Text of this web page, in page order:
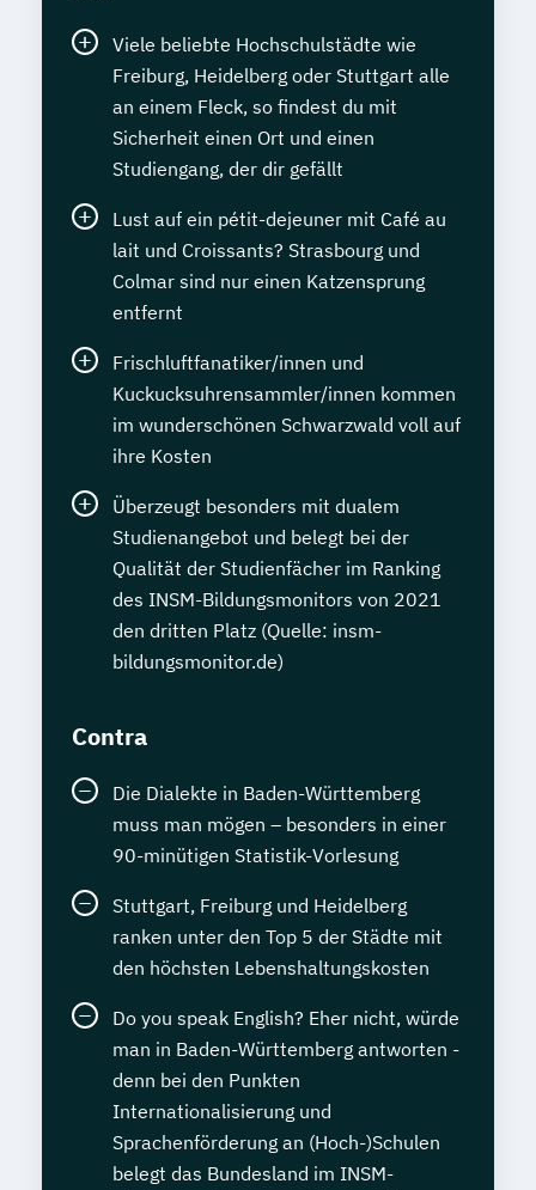
Viele beliebte Hochschulstädte wie
Freiburg, Heidelberg oder Stuttgart alle
an einem Fleck, so findest du mit
Sicherheit einen Ort und einen
Studiengang, der dir gefällt
Lust auf ein pétit-dejeuner mit Café au
lait und Croissants? Strasbourg und
Colmar sind nur einen Katzensprung
entfernt
Frischluftfanatiker/innen und
Kuckucksuhrensammler/innen kommen
im wunderschönen Schwarzwald voll auf
ihre Kosten
Überzeugt besonders mit dualem
Studienangebot und belegt bei der
Qualität der Studienfächer im Ranking
des INSM-Bildungsmonitors von 2021
den dritten Platz (Quelle: insm-
bildungsmonitor.de)
Contra
Die Dialekte in Baden-Württemberg
muss man mögen – besonders in einer
90-minütigen Statistik-Vorlesung
Stuttgart, Freiburg und Heidelberg
ranken unter den Top 5 der Städte mit
den höchsten Lebenshaltungskosten
Do you speak English? Eher nicht, würde
man in Baden-Württemberg antworten -
denn bei den Punkten
Internationalisierung und
Sprachenförderung an (Hoch-)Schulen
belegt das Bundesland im INSM-